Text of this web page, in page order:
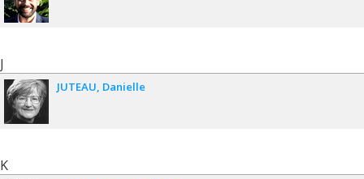
J
JUTEAU Danielle
K